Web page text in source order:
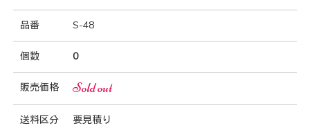
品番 S-48
個数 0
販売価格 Sold out
送料区分 要見積り